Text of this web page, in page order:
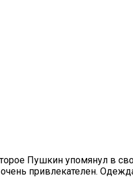
Пушкин упомянул в
привлекателен.